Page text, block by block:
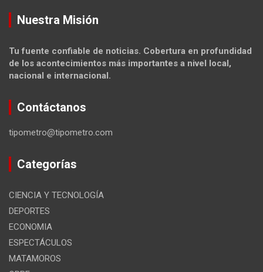
Nuestra Misión
Tu fuente confiable de noticias. Cobertura en profundidad
de los acontecimientos más importantes a nivel local,
nacional e internacional.
Contáctanos
tipometro@tipometro.com
Categorías
CIENCIA Y TECNOLOGÍA
DEPORTES
ECONOMIA
ESPECTÁCULOS
MATAMOROS